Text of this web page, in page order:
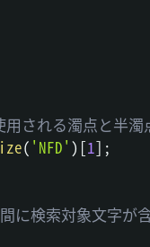
される濁点と半濁
( 'NFD' ) [1] ;
検索対象文字が